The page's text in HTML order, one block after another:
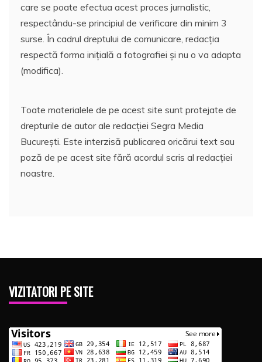
care se poate efectua acest proces jurnalistic,
respectându-se principiul de verificare din minim 3
surse. În cadrul dreptului de comunicare, redacția
respectă forma inițială a fotografiei și nu o va adapta
(modifica).
Toate materialele de pe acest site sunt protejate de
drepturile de autor ale redacției Segra Media
București. Este interzisă publicarea oricărui text sau
poză de pe acest site fără acordul scris al redacției
noastre.
VIZITATORI PE SITE